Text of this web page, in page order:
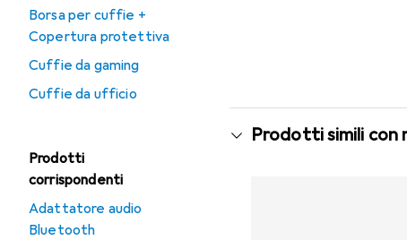
Borsa per cuffie +
Copertura protettiva
Cuffie da gaming
Cuffie da ufficio
Prodotti
corrispondenti
Adattatore audio
Bluetooth
Prodotti simili con